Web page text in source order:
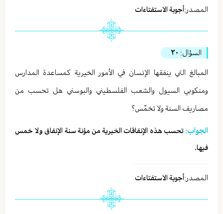
المصدر:أجوبة الاستفتاءات
السؤال: ٢٠
المبالغ التي ينفقها الإنسان في الأمور الخيرية كمساعدة المدارس
ومنكوبي السيول والشعب الفلسطيني والبوسني هل تحسب من
مصاريف السنة ولا تخمّس؟
الجواب:تحسب هذه الإنفاقات الخيرية من مؤنة سنة الإنفاق ولا خمس
فيها.
المصدر:أجوبة الاستفتاءات